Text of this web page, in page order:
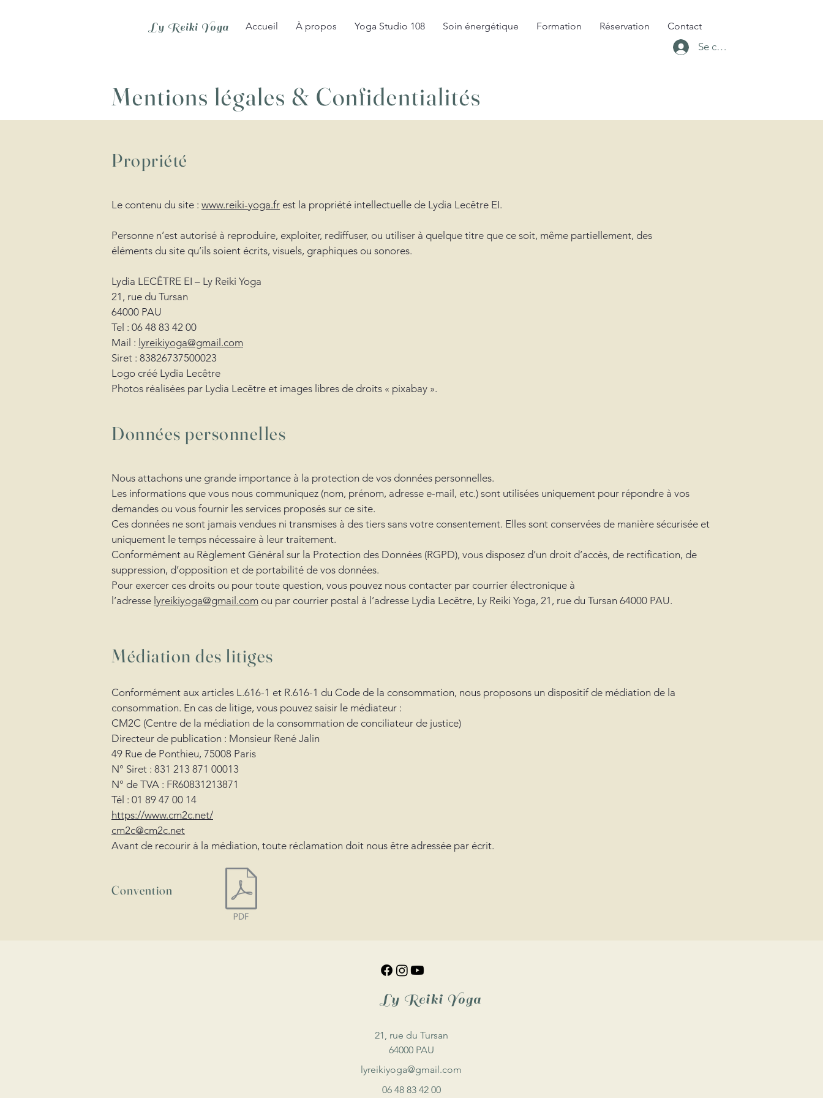
Se connecter
Accueil À propos Yoga Studio 108 Soin énergétique Formation Réservation Contact
Ly Reiki Yoga
Mentions légales & Confidentialités
Propriété
Le contenu du site : www.reiki-yoga.fr est la propriété intellectuelle de Lydia Lecêtre EI.
Personne n’est autorisé à reproduire, exploiter, rediffuser, ou utiliser à quelque titre que ce soit, même partiellement, des
éléments du site qu’ils soient écrits, visuels, graphiques ou sonores.
Lydia LECÊTRE EI – Ly Reiki Yoga
21, rue du Tursan
64000 PAU
Tel : 06 48 83 42 00
Mail : lyreikiyoga@gmail.com
Siret : 83826737500023
Logo créé Lydia Lecêtre
Photos réalisées par Lydia Lecêtre et images libres de droits « pixabay ».
Données personnelles
Nous attachons une grande importance à la protection de vos données personnelles.
Les informations que vous nous communiquez (nom, prénom, adresse e-mail, etc.) sont utilisées uniquement pour répondre à vos
demandes ou vous fournir les services proposés sur ce site.
Ces données ne sont jamais vendues ni transmises à des tiers sans votre consentement. Elles sont conservées de manière sécurisée et
uniquement le temps nécessaire à leur traitement.
Conformément au Règlement Général sur la Protection des Données (RGPD), vous disposez d’un droit d’accès, de rectification, de
suppression, d’opposition et de portabilité de vos données.
Pour exercer ces droits ou pour toute question, vous pouvez nous contacter par courrier électronique à
l’adresse lyreikiyoga@gmail.com ou par courrier postal à l’adresse Lydia Lecêtre, Ly Reiki Yoga, 21, rue du Tursan 64000 PAU.
Médiation des litiges
Conformément aux articles L.616-1 et R.616-1 du Code de la consommation, nous proposons un dispositif de médiation de la
consommation. En cas de litige, vous pouvez saisir le médiateur :
CM2C (Centre de la médiation de la consommation de conciliateur de justice)
Directeur de publication : Monsieur René Jalin
49 Rue de Ponthieu, 75008 Paris
N° Siret : 831 213 871 00013
N° de TVA : FR60831213871
Tél : 01 89 47 00 14
https://www.cm2c.net/
cm2c@cm2c.net
Avant de recourir à la médiation, toute réclamation doit nous être adressée par écrit.
Convention
Ly Reiki Yoga
21, rue du Tursan
64000 PAU
lyreikiyoga@gmail.com
06 48 83 42 00